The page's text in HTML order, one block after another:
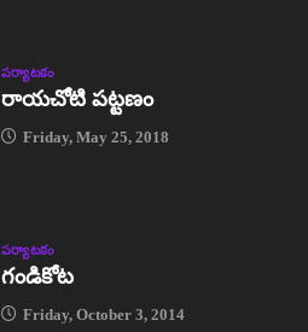
పర్యాటకం
రాయచోటి పట్టణం
Friday, May 25, 2018
పర్యాటకం
గండికోట
Friday, October 3, 2014